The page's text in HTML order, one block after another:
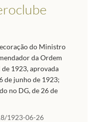
do Ministro
da Ordem
1923, aprovada
de junho de 1923;
no DG, de 26 de
1923-06-26